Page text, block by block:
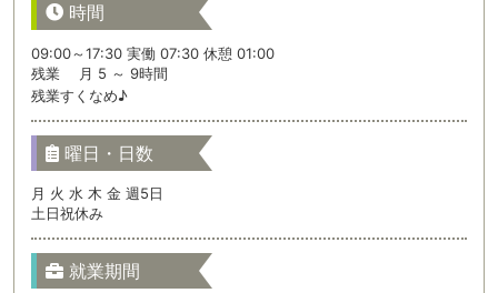
時間
09:00～17:30 実働 07:30 休憩 01:00
残業 月 5 ～ 9時間
残業すくなめ♪
曜日・日数
月 火 水 木 金 週5日
土日祝休み
就業期間